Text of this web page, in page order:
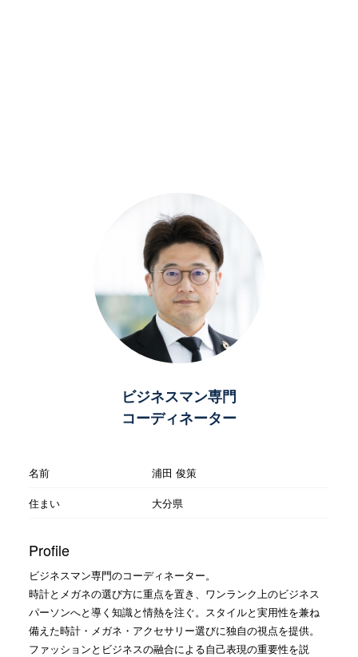
ビジネスマン専門
コーディネーター
名前
浦田 俊策
住まい
大分県
Profile
ビジネスマン専門のコーディネーター。
時計とメガネの選び方に重点を置き、ワンランク上のビジネス
パーソンへと導く知識と情熱を注ぐ。スタイルと実用性を兼ね
備えた時計・メガネ・アクセサリー選びに独自の視点を提供。
ファッションとビジネスの融合による自己表現の重要性を説